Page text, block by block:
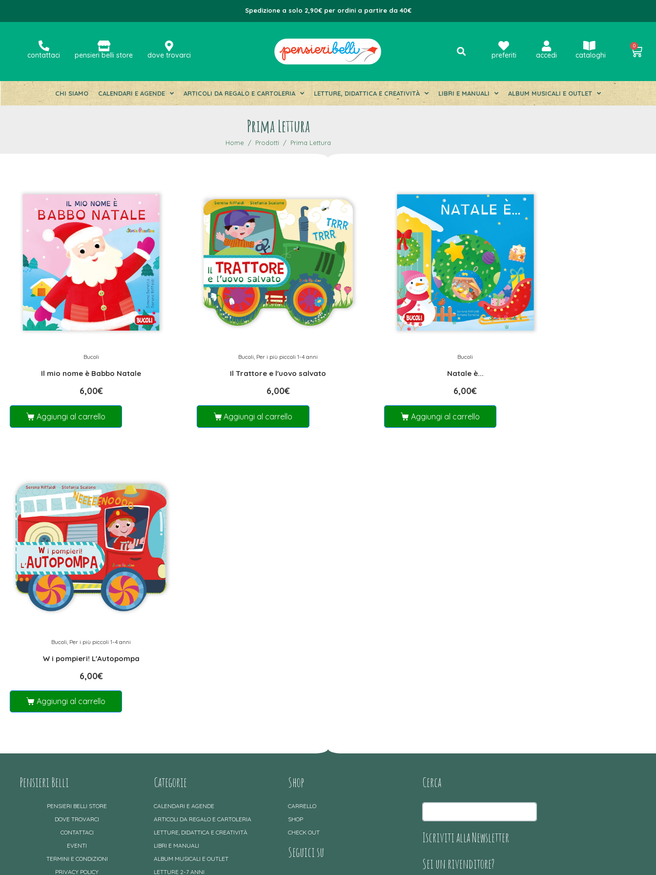
Spedizione a solo 2,90€ per ordini a partire da 40€
contattaci pensieri belli store dove trovarci preferiti accedi cataloghi
0
CHI SIAMO CALENDARI E AGENDE ARTICOLI DA REGALO E CARTOLERIA LETTURE, DIDATTICA E CREATIVITÀ LIBRI E MANUALI ALBUM MUSICALI E OUTLET
Prima Lettura
Home Prodotti Prima Lettura
Bucoli
Il mio nome è Babbo Natale
6,00€
Aggiungi al carrello
Bucoli, Per i più piccoli 1-4 anni
Il Trattore e l'uovo salvato
6,00€
Aggiungi al carrello
Bucoli
Natale è...
6,00€
Aggiungi al carrello
Bucoli Per i più piccoli 1-4 anni
W i pompieri! L'Autopompa
6,00€
Aggiungi al carrello
Pensieri Belli
PENSIERI BELLI STORE
DOVE TROVARCI
CONTATTACI
EVENTI
TERMINI E CONDIZIONI
PRIVACY POLICY
Categorie
CALENDARI E AGENDE
ARTICOLI DA REGALO E CARTOLERIA
LETTURE, DIDATTICA E CREATIVITÀ
LIBRI E MANUALI
ALBUM MUSICALI E OUTLET
LETTURE 2-7 ANNI
Shop
CARRELLO
SHOP
CHECK OUT
Seguici su
Cerca
Iscriviti alla Newsletter
Sei un rivenditore?